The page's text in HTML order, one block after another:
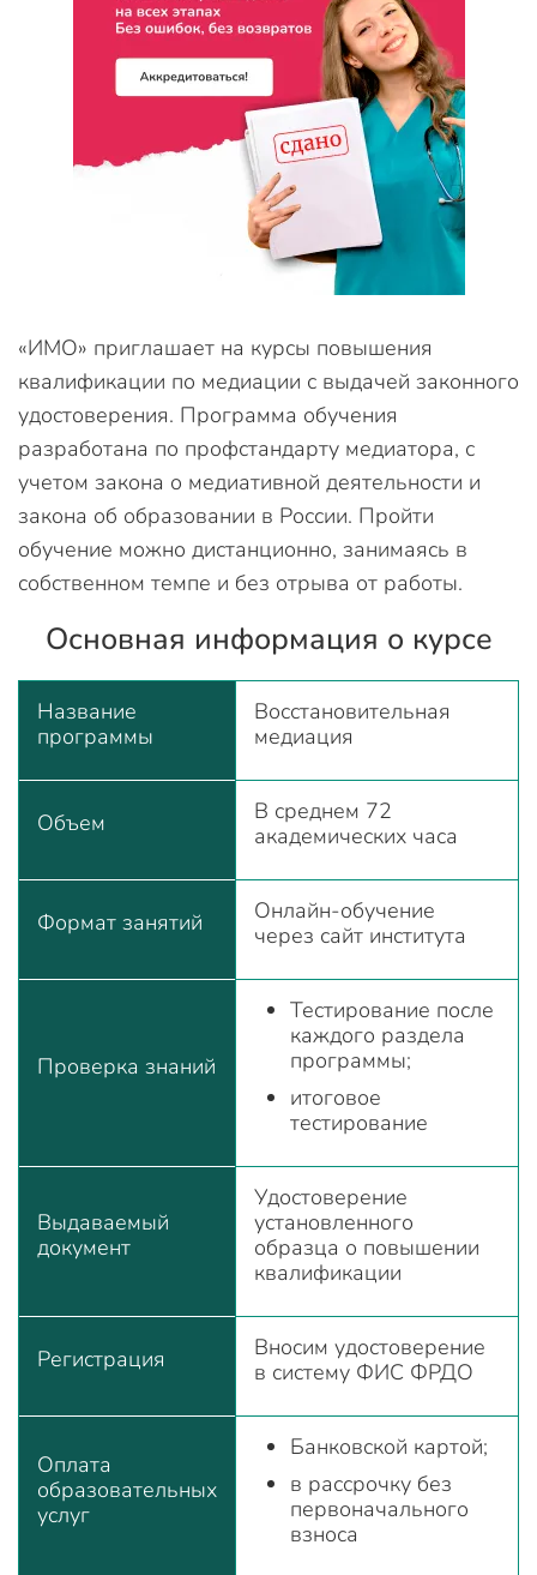
«ИМО» приглашает на курсы повышения
квалификации по медиации с выдачей законного
удостоверения. Программа обучения
разработана по профстандарту медиатора, с
учетом закона о медиативной деятельности и
закона об образовании в России. Пройти
обучение можно дистанционно, занимаясь в
собственном темпе и без отрыва от работы.
Основная информация о курсе
Название
программы
Восстановительная
медиация
Объем
В среднем 72
академических часа
Формат занятий
Онлайн-обучение
через сайт института
Проверка знаний
Тестирование после
каждого раздела
программы;
итоговое
тестирование
Выдаваемый
документ
Удостоверение
установленного
образца о повышении
квалификации
Регистрация
Вносим удостоверение
в систему ФИС ФРДО
Оплата
образовательных
услуг
Банковской картой;
в рассрочку без
первоначального
взноса